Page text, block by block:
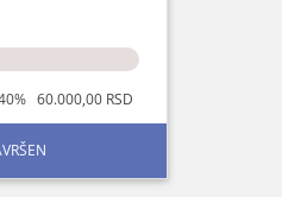
60.000,00 RSD